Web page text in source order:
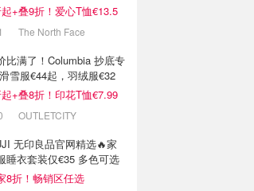
+叠9折！爱心T恤€13.5
The North Face
比满了！Columbia 抄底专
雪服€44起，羽绒服€32
+叠8折！印花T恤€7.99
OUTLETCITY
无印良品官网精选🔥家
睡衣套装仅€35 多色可选
8折！畅销区任选